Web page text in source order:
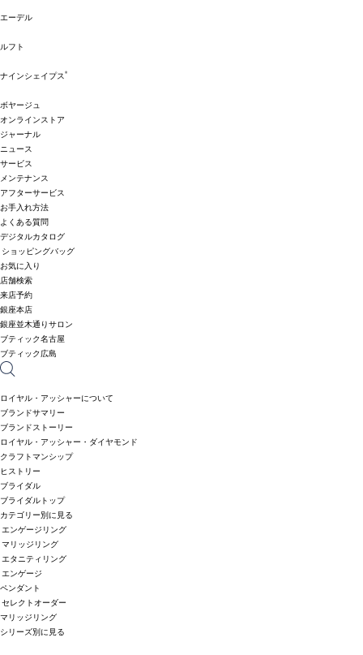
エーデル
ルフト
ナインシェイプス®
ボヤージュ
オンラインストア
ジャーナル
ニュース
サービス
メンテナンス
アフターサービス
お手入れ方法
よくある質問
デジタルカタログ
ショッピングバッグ
お気に入り
店舗検索
来店予約
銀座本店
銀座並木通りサロン
ブティック名古屋
ブティック広島
ロイヤル・アッシャーについて
ブランドサマリー
ブランドストーリー
ロイヤル・アッシャー・ダイヤモンド
クラフトマンシップ
ヒストリー
ブライダル
ブライダルトップ
カテゴリー別に見る
エンゲージリング
マリッジリング
エタニティリング
エンゲージ
ペンダント
セレクトオーダー
マリッジリング
シリーズ別に見る